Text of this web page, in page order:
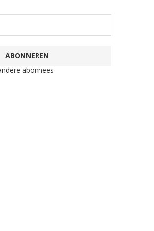
ABONNEREN
abonnees